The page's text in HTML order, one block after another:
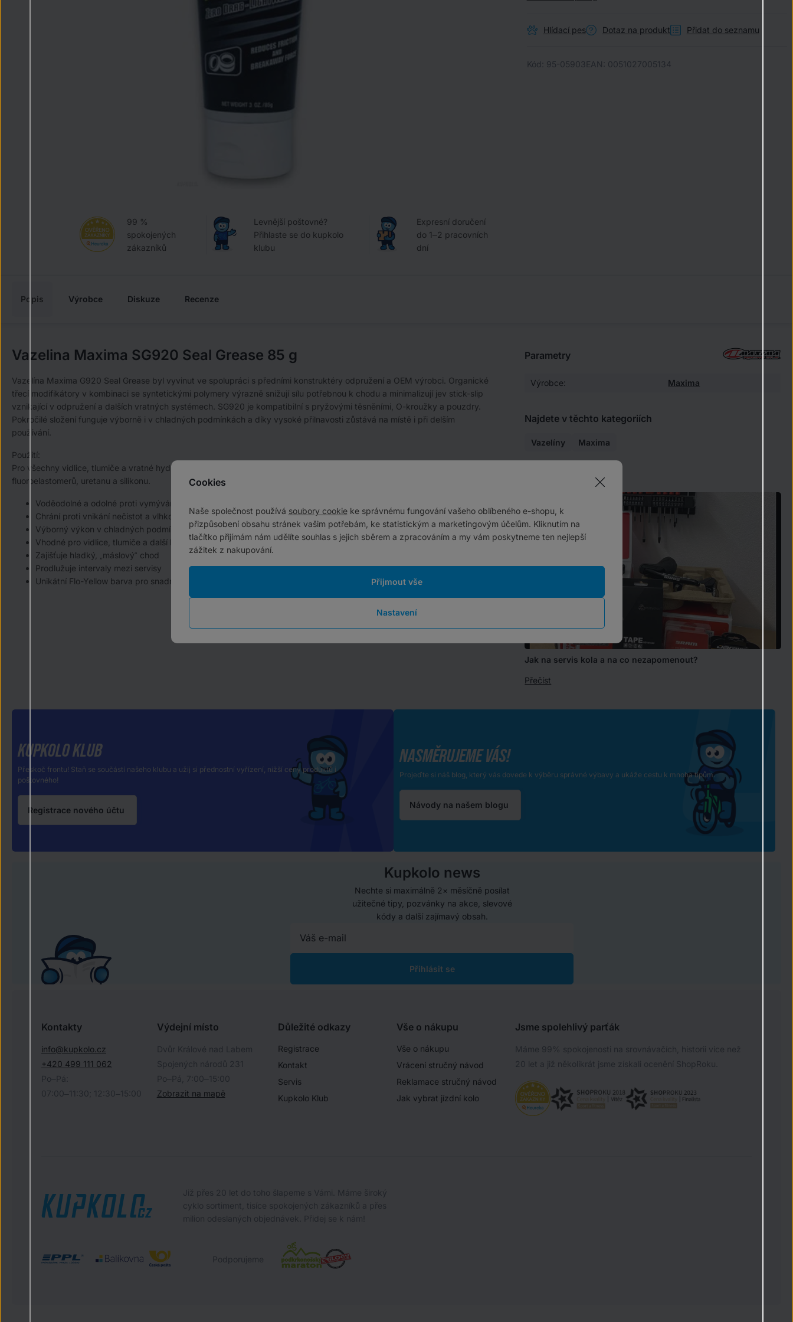
99 %
spokojených
zákazníků
Levnější poštovné?
Přihlaste se do kupkolo
klubu
Expresní doručení
do 1–2 pracovních
dní
Hlídací pes Dotaz na produkt Přidat do seznamu
Kód: 95-05903 EAN: 0051027005134
Popis Výrobce Diskuze Recenze
Vazelina Maxima SG920 Seal Grease 85 g
Vazelína Maxima G920 Seal Grease byl vyvinut ve spolupráci s předními konstruktéry odpružení a OEM výrobci. Organické
třecí modifikátory v kombinaci se syntetickými polymery výrazně snižují sílu potřebnou k chodu a minimalizují jev stick-slip
vznikající v odpružení a dalších vratných systémech. SG920 je kompatibilní s pryžovými těsněními, O-kroužky a pouzdry.
Pokročilé složení funguje výborně i v chladných podmínkách a díky vysoké přilnavosti zůstává na místě i při delším
používání.
Použití:
Pro všechny vidlice, tlumiče a vratné hydraulické systémy, kde je klíčový hladký chod. Bezpečné pro těsnění z NBR,
fluoroelastomerů, uretanu a silikonu.
Voděodolné a odolné proti vymývání
Chrání proti vnikání nečistot a vlhkosti
Výborný výkon v chladných podmínkách
Vhodné pro vidlice, tlumiče a další hydraulické systémy
Zajišťuje hladký, „máslový“ chod
Prodlužuje intervaly mezi servisy
Unikátní Flo-Yellow barva pro snadnou identifikaci
Parametry
Výrobce: Maxima
Najdete v těchto kategoriích
Vazelíny Maxima
Chcete vědět více?
Jak na servis kola a na co nezapomenout?
Přečíst
KUPKOLO KLUB
Přeskoč frontu! Staň se součástí našeho klubu a užij si přednostní vyřízení, nižší ceny produktů i
poštovného!
Registrace nového účtu
NASMĚRUJEME VÁS!
Projeďte si náš blog, který vás dovede k výběru správné výbavy a ukáže cestu k mnoha tipům.
Návody na našem blogu
Kupkolo news
Nechte si maximálně 2× měsíčně posílat
užitečné tipy, pozvánky na akce, slevové
kódy a další zajímavý obsah.
Přihlásit se
Kontakty
info@kupkolo.cz
+420 499 111 062
Po–Pá:
07:00–11:30; 12:30–15:00
Výdejní místo
Dvůr Králové nad Labem
Spojených národů 231
Po–Pá, 7:00–15:00
Zobrazit na mapě
Důležité odkazy
Registrace
Kontakt
Servis
Kupkolo Klub
Vše o nákupu
Vše o nákupu
Vrácení stručný návod
Reklamace stručný návod
Jak vybrat jízdní kolo
Jsme spolehlivý parťák
Máme 99% spokojenosti na srovnávačích, historii více než
20 let a již několikrát jsme získali ocenění ShopRoku.
Již přes 20 let do toho šlapeme s Vámi. Máme široký
cyklo sortiment, tisíce spokojených zákazníků a přes
milion odeslaných objednávek. Přidej se k nám!
Podporujeme
Cookies
Naše společnost používá soubory cookieke správnému fungování vašeho oblíbeného e-shopu, k
přizpůsobení obsahu stránek vašim potřebám, ke statistickým a marketingovým účelům. Kliknutím na
tlačítko přijímám nám udělíte souhlas s jejich sběrem a zpracováním a my vám poskytneme ten nejlepší
zážitek z nakupování.
Nastavení
Přijmout vše